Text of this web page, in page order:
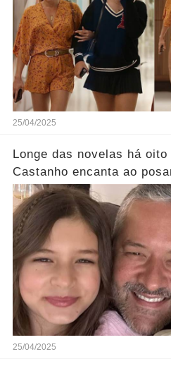
25/04/2025
Longe das novelas há
Castanho encanta ao
da minha vida'
25/04/2025